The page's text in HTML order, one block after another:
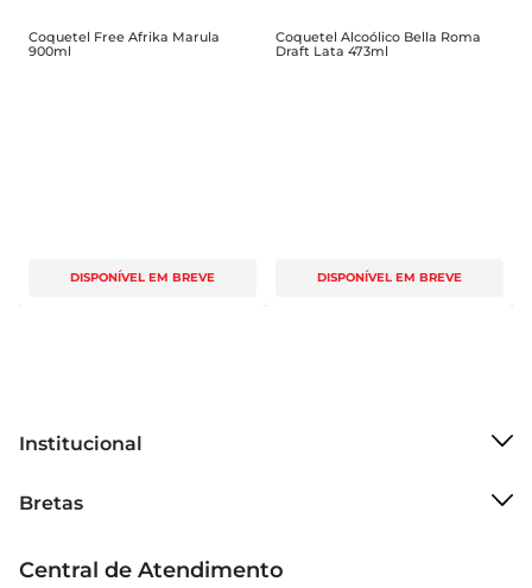
Coquetel Free Afrika Marula
900ml
DISPONÍVEL EM BREVE
Coquetel Alcoólico Bella Roma
Draft Lata 473ml
DISPONÍVEL EM BREVE
Institucional
Grupo Cencosud
Sobre privacidade
Bretas
Produtos Bretas
Central de Atendimento